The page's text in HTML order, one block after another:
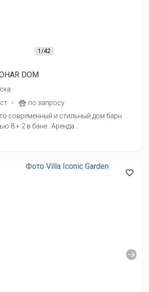
1/42
DOM
·
по запросу
современный и стильный дом барн
8 + 2 в бане . Аренда...